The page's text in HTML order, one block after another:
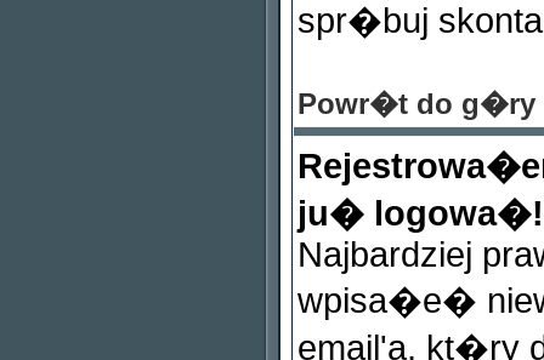
spr�buj
Powr�t do g�ry
ju� logowa�!
Najbardziej
wpisa�e�
email'a, kt�ry